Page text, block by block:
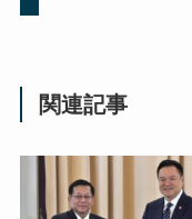
関連記事